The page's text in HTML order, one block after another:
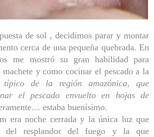
de sol , decidimos parar y montar
cerca de una pequeña quebrada. En
me mostró su gran habilidad para
machete y como cocinar el pescado a la
de la región amazónica, que
el pescado envuelto en hojas de
estaba buenísimo.
era noche cerrada y la única luz que
del resplandor del fuego y la que